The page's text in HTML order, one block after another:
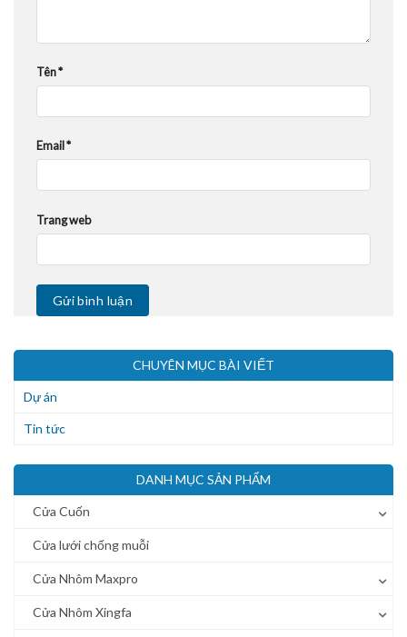
Tên*
Email*
Trang web
CHUYÊN MỤC BÀI VIẾT
Dự án
Tin tức
DANH MỤC SẢN PHẨM
Cửa Cuốn
Cửa lưới chống muỗi
Cửa Nhôm Maxpro
Cửa Nhôm Xingfa